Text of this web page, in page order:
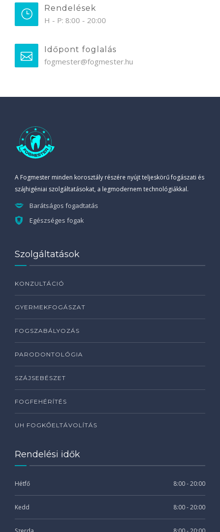
Rendelések
H - P: 8:00 - 20:00
Időpont foglalás
fogmester@fogmester.hu
A Fogmester minden korosztály részére nyújt teljeskörű fogászati és
szájhigéniai szolgáltatásokat, a legmodernem technológiákkal.
Barátságos fogadtatás
Egészséges fogak
Szolgáltatások
KONZULTÁCIÓ
GYERMEKFOGÁSZAT
FOGSZABÁLYOZÁS
PARODONTOLÓGIA
SZÁJSEBÉSZET
FOGFEHÉRÍTÉS
UH FOGKŐELTÁVOLÍTÁS
Rendelési idők
Hétfő 8:00 - 20:00
Kedd 8:00 - 20:00